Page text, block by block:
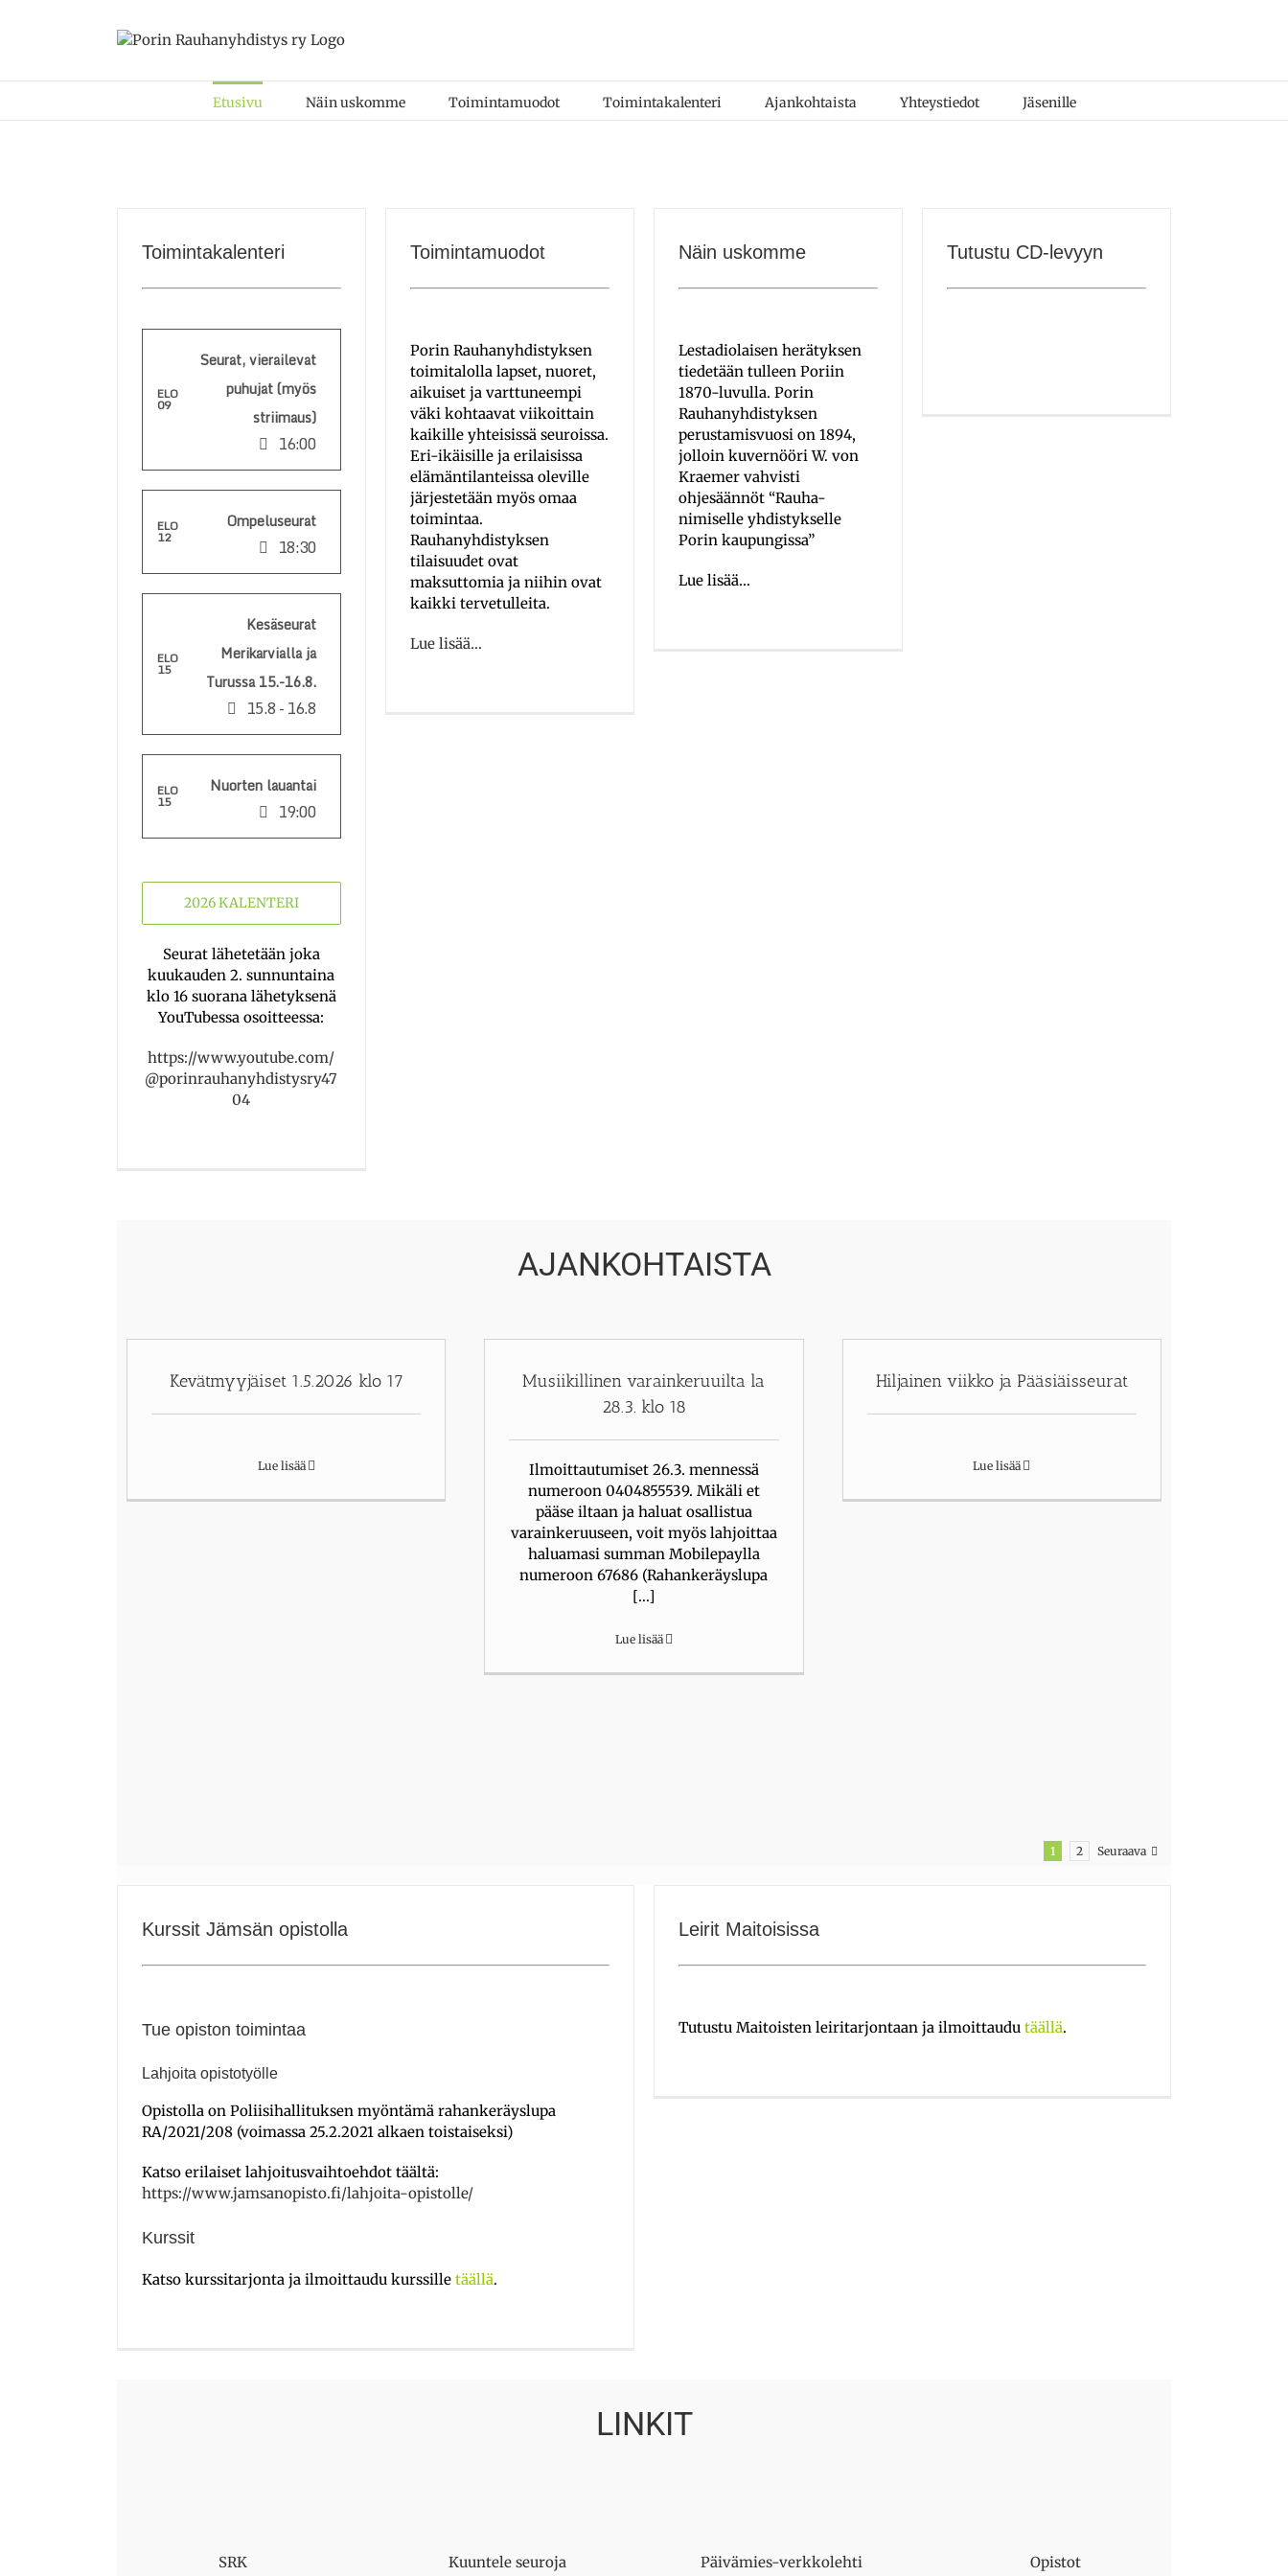
Etusivu Näin uskomme Toimintamuodot Toimintakalenteri Ajankohtaista Yhteystiedot Jäsenille
Toimintakalenteri
ELO
09
Seurat, vierailevat
puhujat (myös
striimaus)
16:00
ELO
12
Ompeluseurat
18:30
ELO
15
Kesäseurat
Merikarvialla ja
Turussa 15.-16.8.
15.8 - 16.8
ELO
15
Nuorten lauantai
19:00
2026 KALENTERI
Seurat lähetetään joka
kuukauden 2. sunnuntaina
klo 16 suorana lähetyksenä
YouTubessa osoitteessa:
https://www.youtube.com/
@porinrauhanyhdistysry47
04
Toimintamuodot
Porin Rauhanyhdistyksen
toimitalolla lapset, nuoret,
aikuiset ja varttuneempi
väki kohtaavat viikoittain
kaikille yhteisissä seuroissa.
Eri-ikäisille ja erilaisissa
elämäntilanteissa oleville
järjestetään myös omaa
toimintaa.
Rauhanyhdistyksen
tilaisuudet ovat
maksuttomia ja niihin ovat
kaikki tervetulleita.
Lue lisää…
Näin uskomme
Lestadiolaisen herätyksen
tiedetään tulleen Poriin
1870-luvulla. Porin
Rauhanyhdistyksen
perustamisvuosi on 1894,
jolloin kuvernööri W. von
Kraemer vahvisti
ohjesäännöt “Rauha-
nimiselle yhdistykselle
Porin kaupungissa”
Lue lisää…
Tutustu CD-levyyn
AJANKOHTAISTA
Kevätmyyjäiset 1.5.2026 klo 17
Lue lisää
Musiikillinen varainkeruuilta la
28.3. klo 18
Ilmoittautumiset 26.3. mennessä
numeroon 0404855539. Mikäli et
pääse iltaan ja haluat osallistua
varainkeruuseen, voit myös lahjoittaa
haluamasi summan Mobilepaylla
numeroon 67686 (Rahankeräyslupa
[...]
Lue lisää
Hiljainen viikko ja Pääsiäisseurat
Lue lisää
1 2 Seuraava
Kurssit Jämsän opistolla
Tue opiston toimintaa
Lahjoita opistotyölle
Opistolla on Poliisihallituksen myöntämä rahankeräyslupa
RA/2021/208 (voimassa 25.2.2021 alkaen toistaiseksi)
Katso erilaiset lahjoitusvaihtoehdot täältä:
https://www.jamsanopisto.fi/lahjoita-opistolle/
Kurssit
Katso kurssitarjonta ja ilmoittaudu kurssille täällä.
Leirit Maitoisissa
Tutustu Maitoisten leiritarjontaan ja ilmoittaudu täällä.
LINKIT
SRK Kuuntele seuroja Päivämies-verkkolehti Opistot